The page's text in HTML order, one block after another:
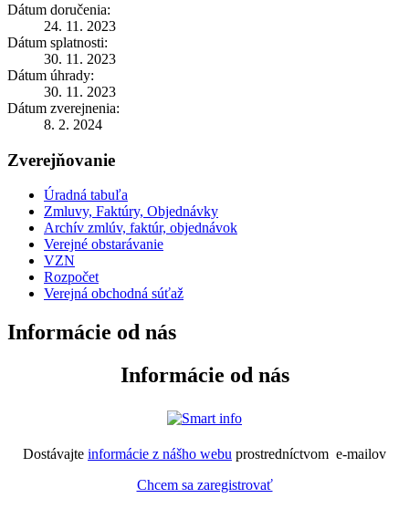
Dátum doručenia:
24. 11. 2023
Dátum splatnosti:
30. 11. 2023
Dátum úhrady:
30. 11. 2023
Dátum zverejnenia:
8. 2. 2024
Zverejňovanie
Úradná tabuľa
Zmluvy, Faktúry, Objednávky
Archív zmlúv, faktúr, objednávok
Verejné obstarávanie
VZN
Rozpočet
Verejná obchodná súťaž
Informácie od nás
Informácie od nás
Dostávajte informácie z nášho webu prostredníctvom e-mailov
Chcem sa zaregistrovať